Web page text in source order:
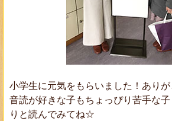
小学生に元気をもらいました！ありが
音読が好きな子もちょっぴり苦手な
りと読んでみてね☆